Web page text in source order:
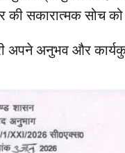
की सकारात्मक सोच को
अपने अनुभव और